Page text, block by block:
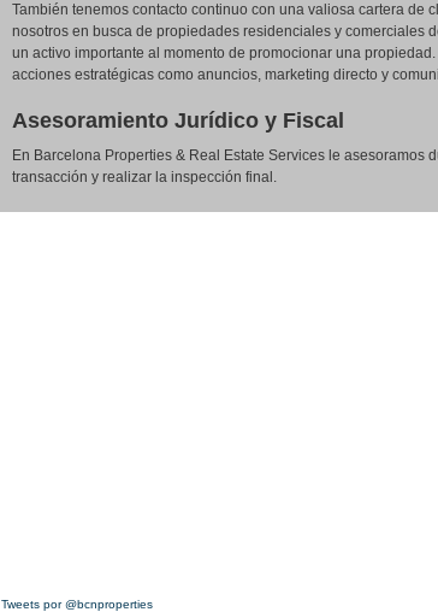
También tenemos contacto continuo con una valiosa cartera de
nosotros en busca de propiedades residenciales y comerciales
un activo importante al momento de promocionar una
acciones estratégicas como anuncios, marketing directo y
Asesoramiento Jurídico y Fiscal
En Barcelona Properties & Real Estate Services le asesoramos
transacción y realizar la inspección final.
Tweets por @bcnproperties